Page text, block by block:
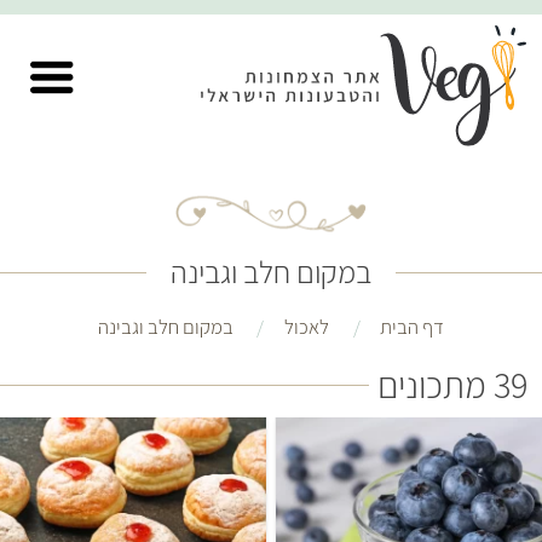
במקום חלב וגבינה
דף הבית לאכול במקום חלב וגבינה
39 מתכונים